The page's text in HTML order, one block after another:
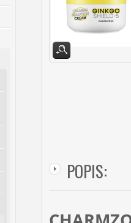
POPIS: